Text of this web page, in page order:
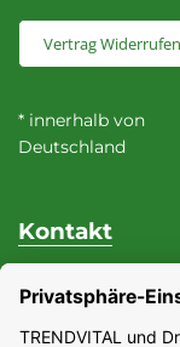
Vertrag Widerrufen
* innerhalb von
Deutschland
Kontakt
Unterstützung &
Fon +49 (0) 37 62 /